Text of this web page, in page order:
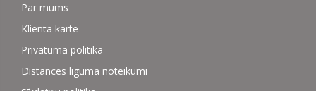
Par mums
Klienta karte
Privātuma politika
Distances līguma noteikumi